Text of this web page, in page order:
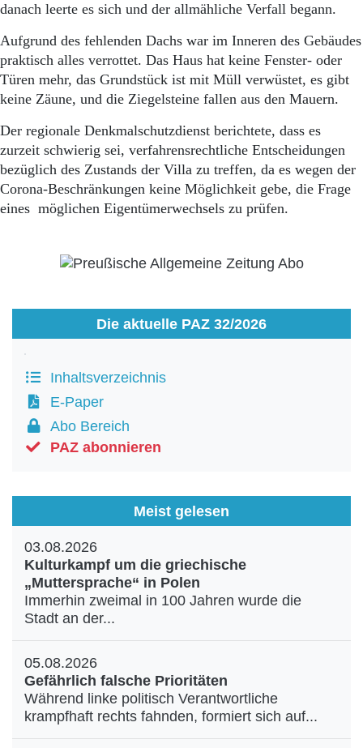
danach leerte es sich und der allmähliche Verfall begann.
Aufgrund des fehlenden Dachs war im Inneren des Gebäudes
praktisch alles verrottet. Das Haus hat keine Fenster- oder
Türen mehr, das Grundstück ist mit Müll verwüstet, es gibt
keine Zäune, und die Ziegelsteine fallen aus den Mauern.
Der regionale Denkmalschutzdienst berichtete, dass es
zurzeit schwierig sei, verfahrensrechtliche Entscheidungen
bezüglich des Zustands der Villa zu treffen, da es wegen der
Corona-Beschränkungen keine Möglichkeit gebe, die Frage
eines möglichen Eigentümerwechsels zu prüfen.
Die aktuelle PAZ 32/2026
Inhaltsverzeichnis
E-Paper
Abo Bereich
PAZ abonnieren
Meist gelesen
03.08.2026
Kulturkampf um die griechische
„Muttersprache“ in Polen
Immerhin zweimal in 100 Jahren wurde die
Stadt an der...
05.08.2026
Gefährlich falsche Prioritäten
Während linke politisch Verantwortliche
krampfhaft rechts fahnden, formiert sich auf...